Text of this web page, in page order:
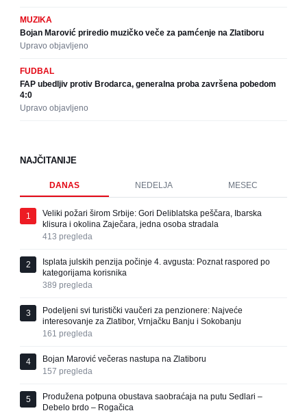
MUZIKA
Bojan Marović priredio muzičko veče za pamćenje na Zlatiboru
Upravo objavljeno
FUDBAL
FAP ubedljiv protiv Brodarca, generalna proba završena pobedom
4:0
Upravo objavljeno
NAJČITANIJE
DANAS NEDELJA MESEC
1
Veliki požari širom Srbije: Gori Deliblatska peščara, Ibarska
klisura i okolina Zaječara, jedna osoba stradala
413 pregleda
2
Isplata julskih penzija počinje 4. avgusta: Poznat raspored po
kategorijama korisnika
389 pregleda
3
Podeljeni svi turistički vaučeri za penzionere: Najveće
interesovanje za Zlatibor, Vrnjačku Banju i Sokobanju
161 pregleda
4
Bojan Marović večeras nastupa na Zlatiboru
157 pregleda
5
Produžena potpuna obustava saobraćaja na putu Sedlari –
Debelo brdo – Rogačica